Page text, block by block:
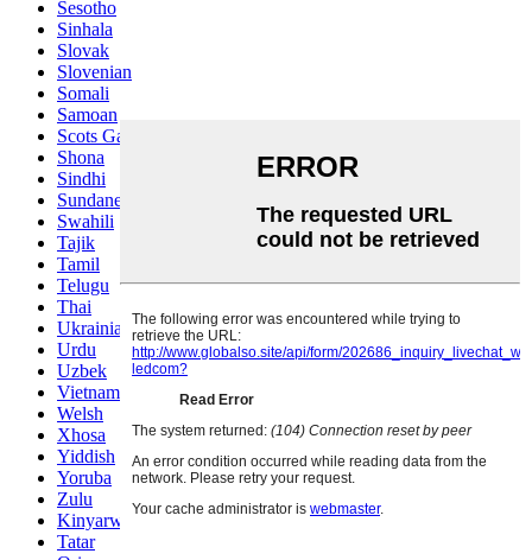
Sesotho
Sinhala
Slovak
Slovenian
Somali
Samoan
Scots Gaelic
Shona
Sindhi
Sundanese
Swahili
Tajik
Tamil
Telugu
Thai
Ukrainian
Urdu
Uzbek
Vietnamese
Welsh
Xhosa
Yiddish
Yoruba
Zulu
Kinyarwanda
Tatar